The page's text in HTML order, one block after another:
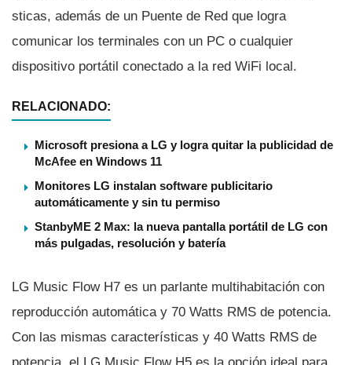
sticas, además de un Puente de Red que logra
comunicar los terminales con un PC o cualquier
dispositivo portátil conectado a la red WiFi local.
RELACIONADO:
Microsoft presiona a LG y logra quitar la publicidad de
McAfee en Windows 11
Monitores LG instalan software publicitario
automáticamente y sin tu permiso
StanbyME 2 Max: la nueva pantalla portátil de LG con
más pulgadas, resolución y batería
LG Music Flow H7 es un parlante multihabitación con
reproducción automática y 70 Watts RMS de potencia.
Con las mismas caracterí­sticas y 40 Watts RMS de